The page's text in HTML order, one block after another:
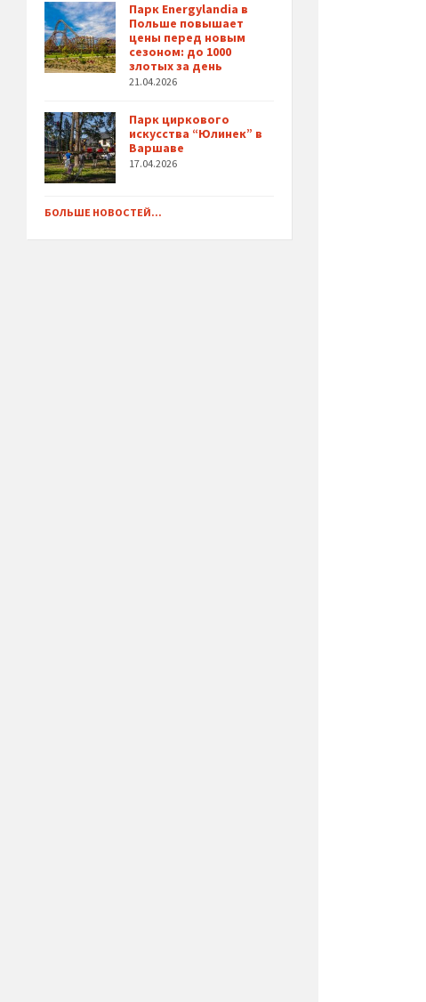
Парк Energylandia в
Польше повышает
цены перед новым
сезоном: до 1000
злотых за день
21.04.2026
Парк циркового
искусства “Юлинек” в
Варшаве
17.04.2026
БОЛЬШЕ НОВОСТЕЙ...